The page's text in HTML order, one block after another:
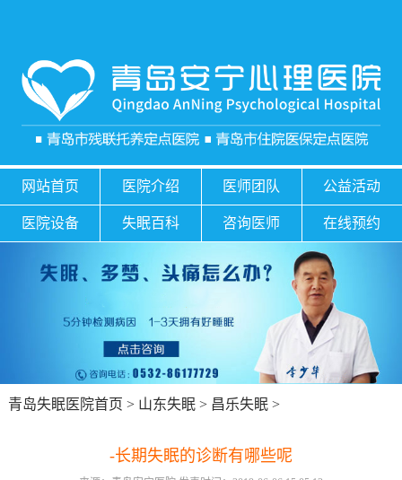
网站首页 医院介绍 医师团队 公益活动
医院设备 失眠百科 咨询医师 在线预约
青岛失眠医院首页 > 山东失眠> 昌乐失眠>
-长期失眠的诊断有哪些呢